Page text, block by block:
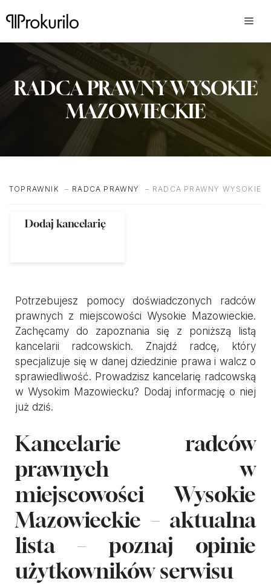
do
RADCA PRAWNY WYSOKIE
MAZOWIECKIE
TOPRAWNIK RADCA PRAWNY RADCA PRAWNY WYSOKIE
Dodaj kancelarię
Potrzebujesz pomocy doświadczonych radców
prawnych z miejscowości Wysokie Mazowieckie.
Zachęcamy do zapoznania się z poniższą listą
kancelarii radcowskich. Znajdź radcę, który
specjalizuje się w danej dziedzinie prawa i walcz o
sprawiedliwość. Prowadzisz kancelarię radcowską
w Wysokim Mazowiecku? Dodaj informację o niej
już dziś.
Kancelarie radców
prawnych w
miejscowości Wysokie
Mazowieckie – aktualna
lista – poznaj opinie
użytkowników serwisu